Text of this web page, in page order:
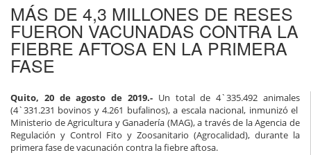
MÁS DE 4,3 MILLONES DE RESES
FUERON VACUNADAS CONTRA LA
FIEBRE AFTOSA EN LA PRIMERA
FASE
Quito, 20 de agosto de 2019.- Un total de 4`335.492 animales
(4`331.231 bovinos y 4.261 bufalinos), a escala nacional, inmunizó el
Ministerio de Agricultura y Ganadería (MAG), a través de la Agencia de
Regulación y Control Fito y Zoosanitario (Agrocalidad), durante la
primera fase de vacunación contra la fiebre aftosa.